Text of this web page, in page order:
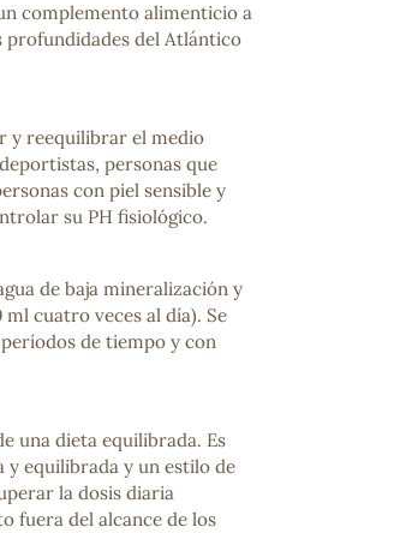
complemento alimenticio a
profundidades del Atlántico
y reequilibrar el medio
personas que
con piel sensible y
su PH fisiológico.
de baja mineralización y
cuatro veces al día). Se
de tiempo y con
una dieta equilibrada. Es
equilibrada y un estilo de
la dosis diaria
fuera del alcance de los